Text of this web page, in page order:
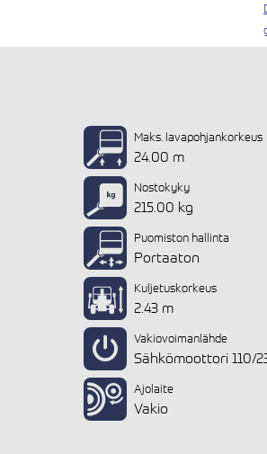
Maks. lavapohjankorkeus
24.00 m
Nostokyky
215.00 kg
Puomiston hallinta
Portaaton
Kuljetuskorkeus
2.43 m
Vakiovoimanlähde
Sähkömoottori 110/
Ajolaite
Vakio